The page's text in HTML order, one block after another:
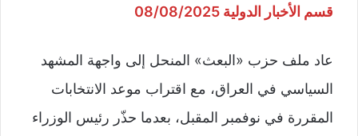
قسم الأخبار الدولية 08/08/2025
عاد ملف حزب «البعث» المنحل إلى واجهة المشهد
السياسي في العراق، مع اقتراب موعد الانتخابات
المقررة في نوفمبر المقبل، بعدما حذّر رئيس الوزراء